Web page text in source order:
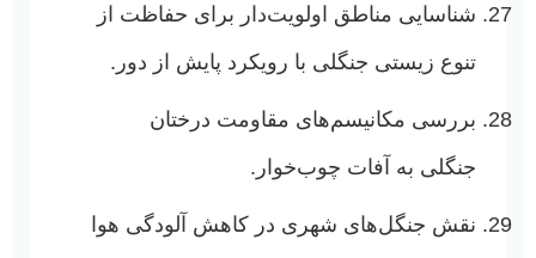
شناسایی مناطق اولویت‌دار برای حفاظت از
تنوع زیستی جنگلی با رویکرد پایش از دور.
بررسی مکانیسم‌های مقاومت درختان
جنگلی به آفات چوب‌خوار.
نقش جنگل‌های شهری در کاهش آلودگی هوا